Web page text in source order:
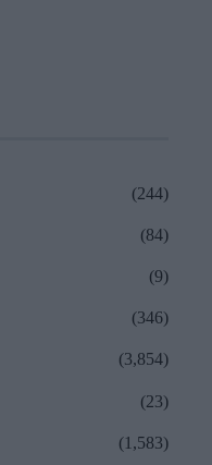
(244)
(84)
(9)
(346)
(3,854)
(23)
(1,583)